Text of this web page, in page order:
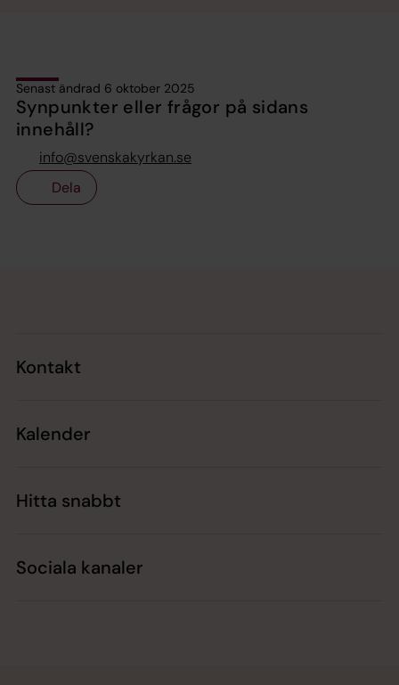
Senast ändrad 6 oktober 2025
Synpunkter eller frågor på sidans
innehåll?
info@svenskakyrkan.se
Dela
Kontakt
Kalender
Hitta snabbt
Sociala kanaler